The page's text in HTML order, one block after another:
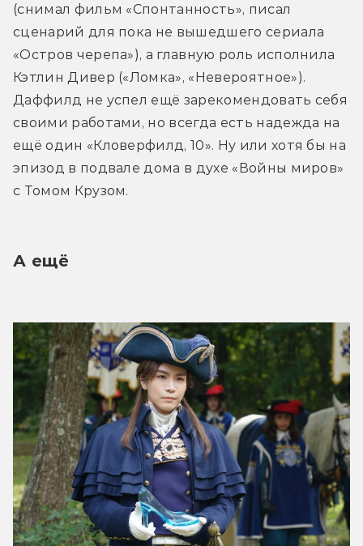
(снимал фильм «Спонтанность», писал
сценарий для пока не вышедшего сериала
«Остров черепа»), а главную роль исполнила
Кэтлин Дивер («Ломка», «Невероятное»).
Даффилд не успел ещё зарекомендовать себя
своими работами, но всегда есть надежда на
ещё один «Кловерфилд, 10». Ну или хотя бы на
эпизод в подвале дома в духе «Войны миров»
с Томом Крузом.
А ещё